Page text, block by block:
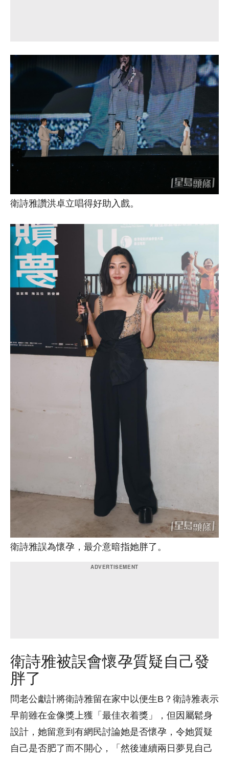
衛詩雅讚洪卓立唱得好助入戲。
衛詩雅誤為懷孕，最介意暗指她胖了。
衛詩雅被誤會懷孕質疑自己發
胖了
問老公獻計將衛詩雅留在家中以便生B？衛詩雅表示
早前雖在金像獎上獲「最佳衣着獎」，但因屬鬆身
設計，她留意到有網民討論她是否懷孕，令她質疑
自己是否肥了而不開心，「然後連續兩日夢見自己